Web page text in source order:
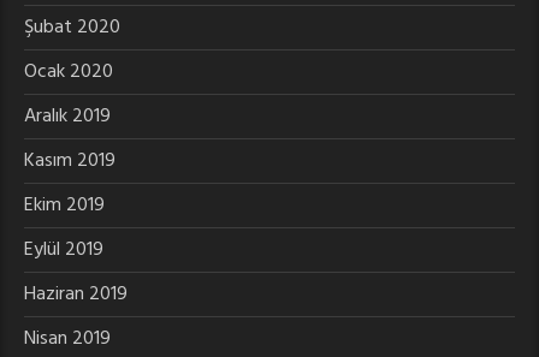
Şubat 2020
Ocak 2020
Aralık 2019
Kasım 2019
Ekim 2019
Eylül 2019
Haziran 2019
Nisan 2019